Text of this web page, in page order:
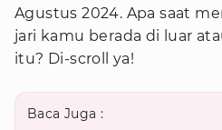
Agustus 2024. Apa saat
jari kamu berada di luar
itu? Di-scroll ya!
Baca Juga :